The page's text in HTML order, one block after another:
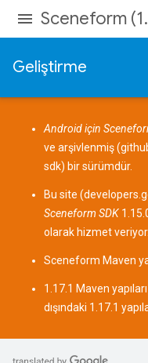
Sceneform
Geliştirme
Android için
ve arşivlenmiş (
sdk) bir sürümdür.
Bu site (
Sceneform SDK
olarak hizmet veriyor.
Sceneform Maven
1.17.1 Maven
dışındaki 1.17.1